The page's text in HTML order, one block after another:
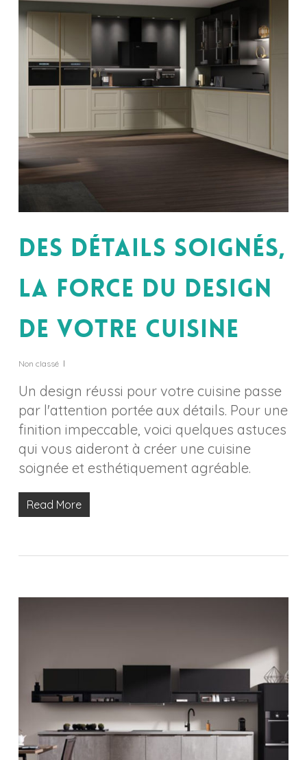
Des détails soignés,
la force du design
de votre cuisine
Non classé
Un design réussi pour votre cuisine passe
par l'attention portée aux détails. Pour une
finition impeccable, voici quelques astuces
qui vous aideront à créer une cuisine
soignée et esthétiquement agréable.
Read More